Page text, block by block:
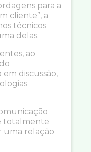
para a
cliente”, a
técnicos
delas.
ao
discussão,
totalmente
uma relação